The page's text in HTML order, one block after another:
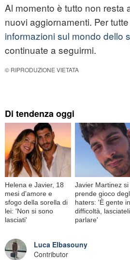
Al momento è tutto non resta
nuovi aggiornamenti. Per tutte
informazioni sul mondo dello
continuate a seguirmi.
© RIPRODUZIONE VIETATA
Di tendenza oggi
Helena e Javier, 18
mesi d'amore e
sfogo della sorella di
lei: 'Non si sono
lasciati'
Javier Martinez si
prende gioco
haters: 'È gente in
difficoltà, lasciateli
parlare'
Luca Elbasouny
Contributor